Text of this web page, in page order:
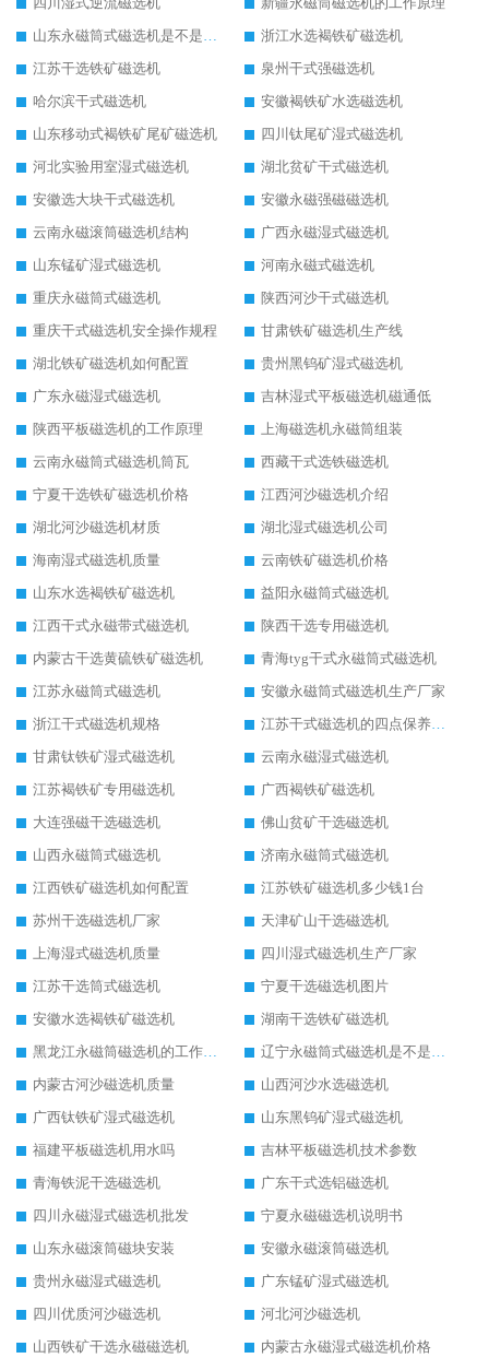
山东永磁筒式磁选机是不是强磁
浙江水选褐铁矿磁选机
江苏干选铁矿磁选机
泉州干式强磁选机
哈尔滨干式磁选机
安徽褐铁矿水选磁选机
山东移动式褐铁矿尾矿磁选机
四川钛尾矿湿式磁选机
河北实验用室湿式磁选机
湖北贫矿干式磁选机
安徽选大块干式磁选机
安徽永磁强磁磁选机
云南永磁滚筒磁选机结构
广西永磁湿式磁选机
山东锰矿湿式磁选机
河南永磁式磁选机
重庆永磁筒式磁选机
陕西河沙干式磁选机
重庆干式磁选机安全操作规程
甘肃铁矿磁选机生产线
湖北铁矿磁选机如何配置
贵州黑钨矿湿式磁选机
广东永磁湿式磁选机
吉林湿式平板磁选机磁通低
陕西平板磁选机的工作原理
上海磁选机永磁筒组装
云南永磁筒式磁选机筒瓦
西藏干式选铁磁选机
宁夏干选铁矿磁选机价格
江西河沙磁选机介绍
湖北河沙磁选机材质
湖北湿式磁选机公司
海南湿式磁选机质量
云南铁矿磁选机价格
山东水选褐铁矿磁选机
益阳永磁筒式磁选机
江西干式永磁带式磁选机
陕西干选专用磁选机
内蒙古干选黄硫铁矿磁选机
青海tyg干式永磁筒式磁选机
江苏永磁筒式磁选机
安徽永磁筒式磁选机生产厂家
浙江干式磁选机规格
江苏干式磁选机的四点保养秘籍
甘肃钛铁矿湿式磁选机
云南永磁湿式磁选机
江苏褐铁矿专用磁选机
广西褐铁矿磁选机
大连强磁干选磁选机
佛山贫矿干选磁选机
山西永磁筒式磁选机
济南永磁筒式磁选机
江西铁矿磁选机如何配置
江苏铁矿磁选机多少钱1台
苏州干选磁选机厂家
天津矿山干选磁选机
上海湿式磁选机质量
四川湿式磁选机生产厂家
江苏干选筒式磁选机
宁夏干选磁选机图片
安徽水选褐铁矿磁选机
湖南干选铁矿磁选机
黑龙江永磁筒磁选机的工作原理
辽宁永磁筒式磁选机是不是强磁
内蒙古河沙磁选机质量
山西河沙水选磁选机
广西钛铁矿湿式磁选机
山东黑钨矿湿式磁选机
福建平板磁选机用水吗
吉林平板磁选机技术参数
青海铁泥干选磁选机
广东干式选铝磁选机
四川永磁湿式磁选机批发
宁夏永磁磁选机说明书
山东永磁滚筒磁块安装
安徽永磁滚筒磁选机
贵州永磁湿式磁选机
广东锰矿湿式磁选机
四川优质河沙磁选机
河北河沙磁选机
山西铁矿干选永磁磁选机
内蒙古永磁湿式磁选机价格